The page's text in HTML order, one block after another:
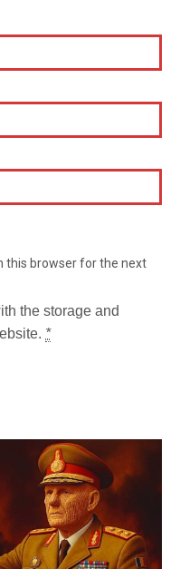
this browser for the next
the storage and
*